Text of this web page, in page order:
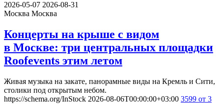
2026-05-07 2026-08-31
Москва Москва
Концерты на крыше с видом
в Москве: три центральных площадки
Roofevents этим летом
Живая музыка на закате, панорамные виды на Кремль и Сити,
столики под открытым небом.
https://schema.org/InStock 2026-08-06T00:00:00+03:00 3599 от 3